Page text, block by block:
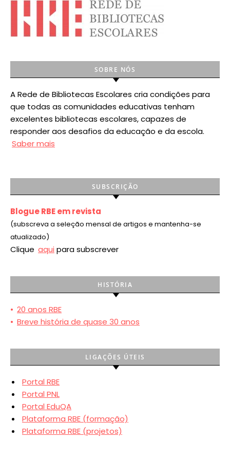
SOBRE NÓS
A Rede de Bibliotecas Escolares cria condições para
que todas as comunidades educativas tenham
excelentes bibliotecas escolares, capazes de
responder aos desafios da educação e da escola.
Saber mais
SUBSCRIÇÃO
Blogue RBE em revista
(subscreva a seleção mensal de artigos e mantenha-se
atualizado)
Clique aqui para subscrever
HISTÓRIA
• 20 anos RBE
• Breve história de quase 30 anos
LIGAÇÕES ÚTEIS
Portal RBE
Portal PNL
Portal EduQA
Plataforma RBE (formação)
Plataforma RBE (projetos)